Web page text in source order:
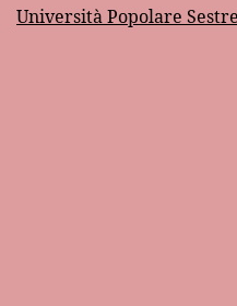
Università Popolare